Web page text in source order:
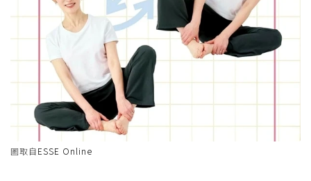
圖取自ESSE Online